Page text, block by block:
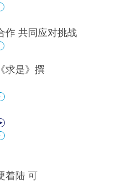
作 共同应对挑战
求是》撰
着陆 可